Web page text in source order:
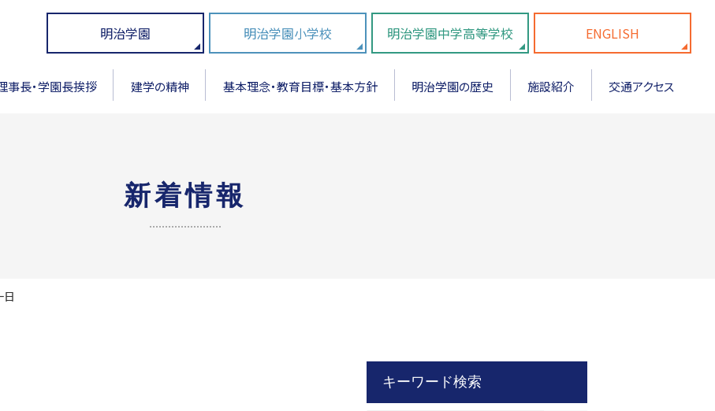
明治学園 明治学園小学校 明治学園中学高等学校 ENGLISH
事長・学園長挨拶 建学の精神 基本理念・教育目標・基本方針 明治学園の歴史 施設紹介 交通アクセス
新着情報
日
キーワード検索